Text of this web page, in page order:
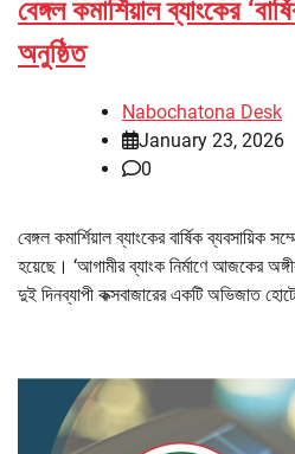
বেঙ্গল কমার্শিয়াল ব্যাংকের
অনুষ্ঠিত
Nabochatona Desk
January 23, 2026
0
বেঙ্গল কমার্শিয়াল ব্যাংকের বার্ষিক
হয়েছে। ‘আগামীর ব্যাংক নির্মাণে আজকের
দুই দিনব্যাপী কক্সবাজারের একটি অভিজাত